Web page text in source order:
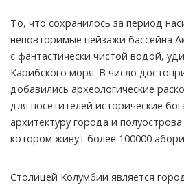
То, что сохранилось за период
неповторимые пейзажи бассейна
с фантастически чистой водой,
Карибского моря. В число
добавились археологические
для посетителей исторические
архитектуру города и
котором живут более 100000
Столицей Колумбии является